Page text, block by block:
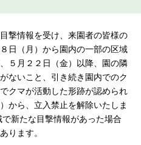
撃情報を受け、来園者の皆様の
日（月）から園内の一部の区域
５月２２日（金）以降、園の隣
ないこと、引き続き園内でのク
クマが活動した形跡が認められ
から、立入禁止を解除いたしま
新たな目撃情報があった場合
ります。